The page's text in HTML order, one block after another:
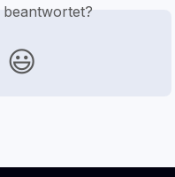
beantwortet?
😃